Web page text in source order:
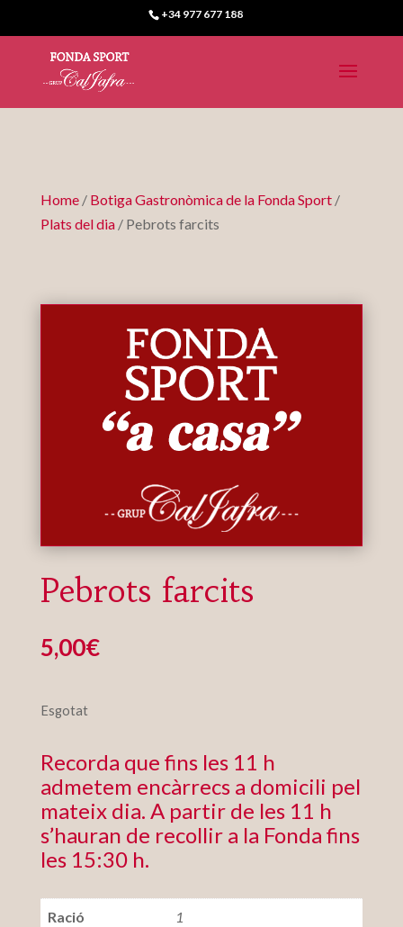
+34 977 677 188
Home/ Botiga Gastronòmica de la Fonda Sport/
Plats del dia/ Pebrots farcits
Pebrots farcits
5,00€
Esgotat
Recorda que fins les 11 h
admetem encàrrecs a domicili pel
mateix dia. A partir de les 11 h
s’hauran de recollir a la Fonda fins
les 15:30 h.
Ració 1